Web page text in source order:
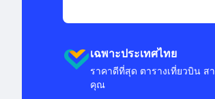
เฉพาะประเทศไทย
ราคาดีที่สุด ตารางเที่ยวบิน
คุณ